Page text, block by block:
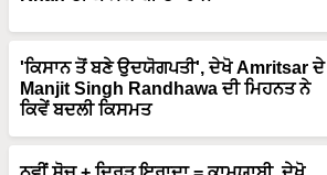
'ਕਿਸਾਨ ਤੋਂ ਬਣੇ ਉਦਯੋਗਪਤੀ', ਦੇਖੋ Amritsar ਦੇ
Manjit Singh Randhawa ਦੀ ਮਿਹਨਤ ਨੇ
ਕਿਵੇਂ ਬਦਲੀ ਕਿਸਮਤ